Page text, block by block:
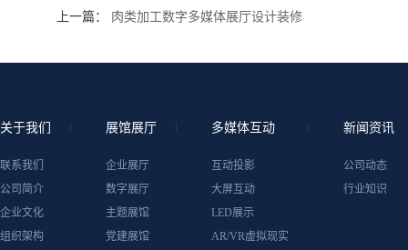
上一篇： 肉类加工数字多媒体展厅设计装修
关于我们
联系我们
公司简介
企业文化
组织架构
展馆展厅
企业展厅
数字展厅
主题展馆
党建展馆
多媒体互动
互动投影
大屏互动
LED展示
AR/VR虚拟现实
新闻资讯
公司动态
行业知识